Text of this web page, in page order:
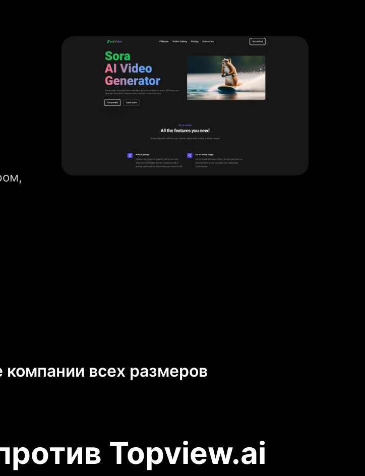
всех размеров
Topview.ai